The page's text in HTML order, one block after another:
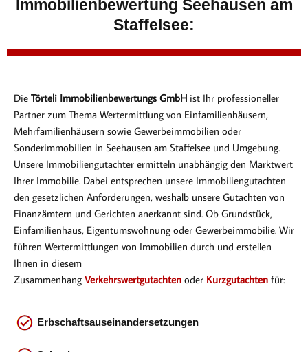
Immobilienbewertung Seehausen am
Staffelsee:
Die Törteli Immobilienbewertungs GmbH ist Ihr professioneller
Partner zum Thema Wertermittlung von Einfamilienhäusern,
Mehrfamilienhäusern sowie Gewerbeimmobilien oder
Sonderimmobilien in Seehausen am Staffelsee und Umgebung.
Unsere Immobiliengutachter ermitteln unabhängig den Marktwert
Ihrer Immobilie. Dabei entsprechen unsere Immobiliengutachten
den gesetzlichen Anforderungen, weshalb unsere Gutachten von
Finanzämtern und Gerichten anerkannt sind. Ob Grundstück,
Einfamilienhaus, Eigentumswohnung oder Gewerbeimmobilie. Wir
führen Wertermittlungen von Immobilien durch und erstellen
Ihnen in diesem
Zusammenhang Verkehrswertgutachten oder Kurzgutachten für:
Erbschaftsauseinandersetzungen